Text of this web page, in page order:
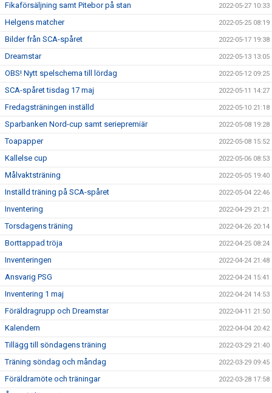
Fikaförsäljning samt Pitebor på stan 2022-05-27 10:33
Helgens matcher 2022-05-25 08:19
Bilder från SCA-spåret 2022-05-17 19:38
Dreamstar 2022-05-13 13:05
OBS! Nytt spelschema till lördag 2022-05-12 09:25
SCA-spåret tisdag 17 maj 2022-05-11 14:27
Fredagsträningen inställd 2022-05-10 21:18
Sparbanken Nord-cup samt seriepremiär 2022-05-08 19:28
Toapapper 2022-05-08 15:52
Kallelse cup 2022-05-06 08:53
Målvaktsträning 2022-05-05 19:40
Inställd träning på SCA-spåret 2022-05-04 22:46
Inventering 2022-04-29 21:21
Torsdagens träning 2022-04-26 20:14
Borttappad tröja 2022-04-25 08:24
Inventeringen 2022-04-24 21:48
Ansvarig PSG 2022-04-24 15:41
Inventering 1 maj 2022-04-24 14:53
Föräldragrupp och Dreamstar 2022-04-11 21:50
Kalendern 2022-04-04 20:42
Tillägg till söndagens träning 2022-03-29 21:40
Träning söndag och måndag 2022-03-29 09:45
Föräldramöte och träningar 2022-03-28 17:58